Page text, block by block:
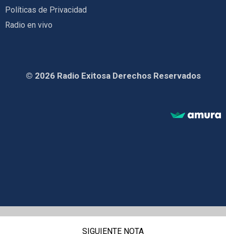
Políticas de Privacidad
Radio en vivo
© 2026 Radio Exitosa Derechos Reservados
SIGUIENTE NOTA